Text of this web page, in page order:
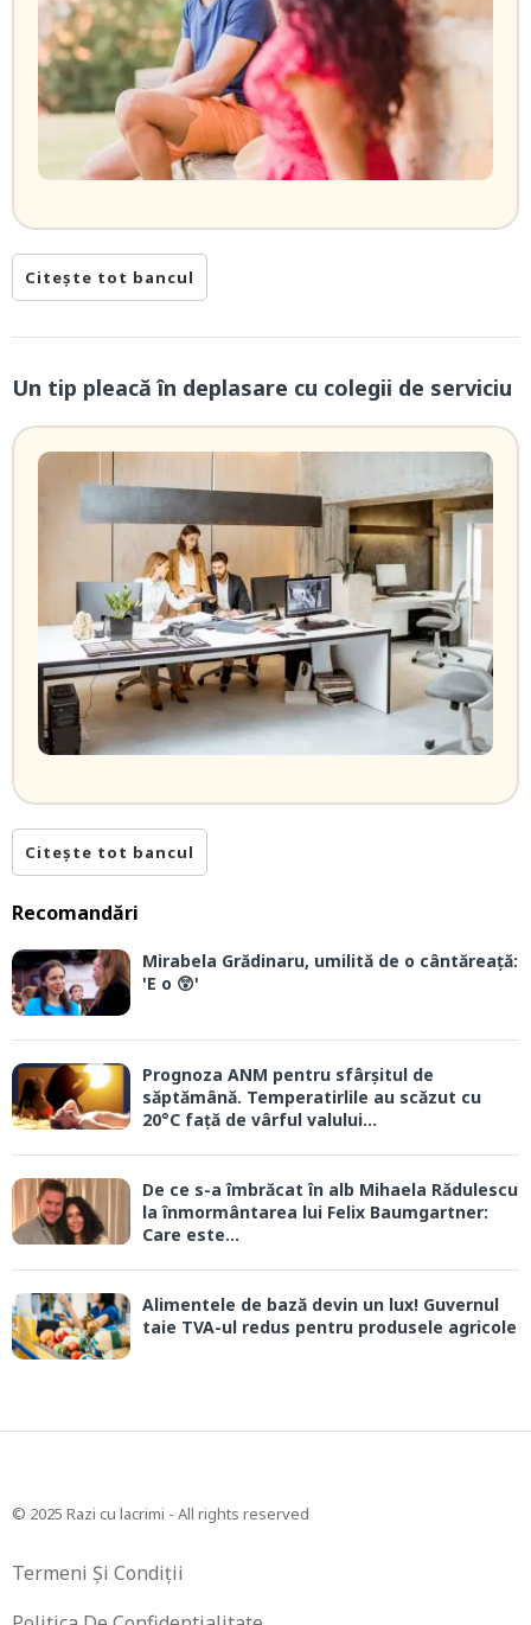
Citește tot bancul
Un tip pleacă în deplasare cu colegii de serviciu
Citește tot bancul
Recomandări
Mirabela Grădinaru, umilită de o cântăreață:
'E o 😲'
Prognoza ANM pentru sfârșitul de
săptămână. Temperatirlile au scăzut cu
20°C față de vârful valului...
De ce s-a îmbrăcat în alb Mihaela Rădulescu
la înmormântarea lui Felix Baumgartner:
Care este...
Alimentele de bază devin un lux! Guvernul
taie TVA-ul redus pentru produsele agricole
© 2025 Razi cu lacrimi - All rights reserved
Termeni Și Condiții